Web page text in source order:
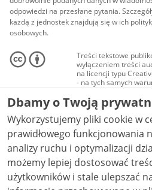
odpowiedzi na przesłane pytania.
każdą z jednostek znajdują się w ich
osobowych.
Treści tekstowe
wyłączeniem treści
na licencji typu
- na tych samych
Materiały
audio i wideo, są
Creative Commons:
niekomercyjne - bez
NC-ND 4.0), o ile nie
Dbamy o Twoją
Wykorzystujemy pliki cookie w
prawidłowego funkcjonowania
analizy ruchu i optymalizacji działania
możemy lepiej dostosować
użytkowników i stale ulepszać nasze